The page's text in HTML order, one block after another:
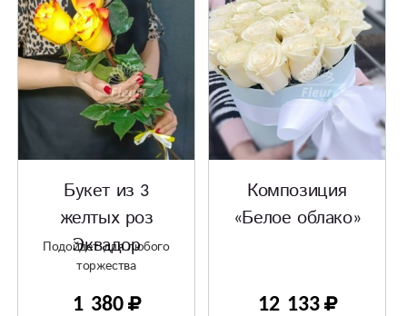
Букет из 3
желтых роз
Эквадор
Подойдет для любого
торжества
1 380
Композиция
«Белое облако»
12 133